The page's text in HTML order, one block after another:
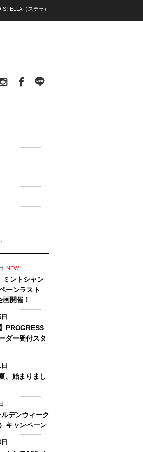
（ステラ）
NEW
ミントシャン
ーンラスト
開催！
PROGRESS
ダー受付スタ
、始まりまし
デンウィーク
キャンペーン